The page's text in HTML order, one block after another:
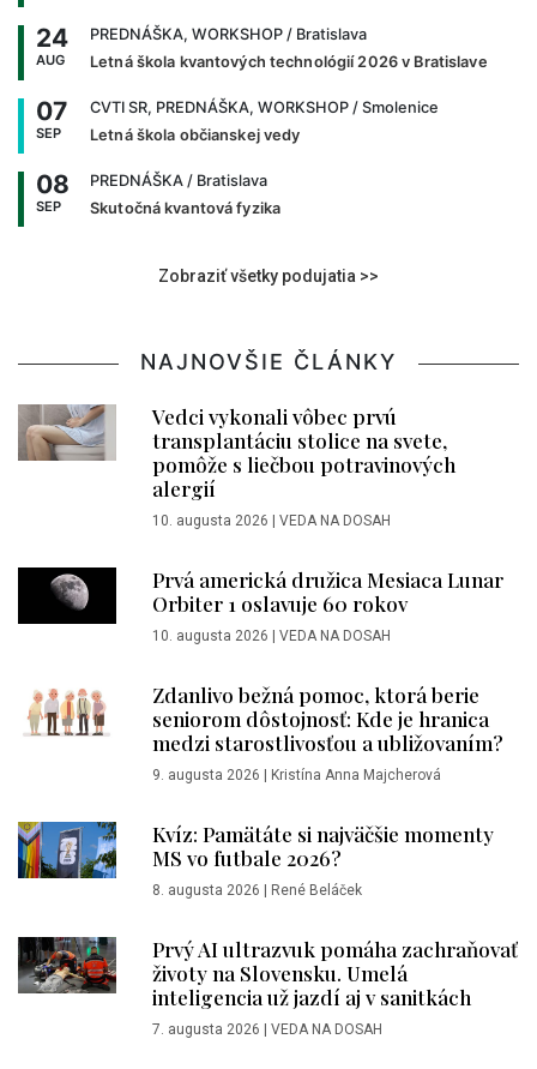
24
AUG
PREDNÁŠKA, WORKSHOP / Bratislava
Letná škola kvantových technológií 2026 v Bratislave
07
SEP
CVTI SR, PREDNÁŠKA, WORKSHOP / Smolenice
Letná škola občianskej vedy
08
SEP
PREDNÁŠKA / Bratislava
Skutočná kvantová fyzika
Zobraziť všetky podujatia >>
NAJNOVŠIE ČLÁNKY
Vedci vykonali vôbec prvú
transplantáciu stolice na svete,
pomôže s liečbou potravinových
alergií
10. augusta 2026 VEDA NA DOSAH
Prvá americká družica Mesiaca Lunar
Orbiter 1 oslavuje 60 rokov
10. augusta 2026 VEDA NA DOSAH
Zdanlivo bežná pomoc, ktorá berie
seniorom dôstojnosť: Kde je hranica
medzi starostlivosťou a ubližovaním?
9. augusta 2026 Kristína Anna Majcherová
Kvíz: Pamätáte si najväčšie momenty
MS vo futbale 2026?
8. augusta 2026 René Beláček
Prvý AI ultrazvuk pomáha zachraňovať
životy na Slovensku. Umelá
inteligencia už jazdí aj v sanitkách
7. augusta 2026 VEDA NA DOSAH